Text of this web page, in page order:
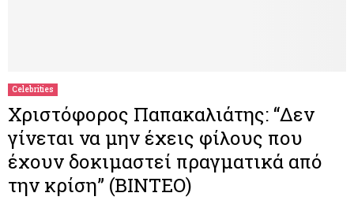
Celebrities
Χριστόφορος Παπακαλιάτης: “Δεν
γίνεται να μην έχεις φίλους που
έχουν δοκιμαστεί πραγματικά από
την κρίση” (ΒΙΝΤΕΟ)